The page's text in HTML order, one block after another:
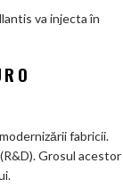
va injecta în
fabricii.
Grosul acestor